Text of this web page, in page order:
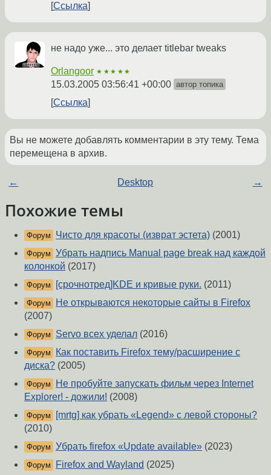
Ссылка
не надо уже... это делает titlebar tweaks
Orlangoor ★★★★★
15.03.2005 03:56:41 +00:00 автор топика
Ссылка
Вы не можете добавлять комментарии в эту тему. Тема
перемещена в архив.
← Desktop →
Похожие темы
Форум Чисто для красоты (изврат эстета) (2001)
Форум Убрать надпись Manual page break над каждой
колонкой (2017)
Форум [срочнотред]KDE и кривые руки. (2011)
Форум
Не открываются некоторые сайты в Firefox
(2007)
Форум Servo всех уделал (2016)
Форум
Как поставить Firefox тему/расширение с
диска? (2005)
Форум
Не пробуйте запускать фильм через Internet
Explorer! - дожили! (2008)
Форум
[mrtg] как убрать «Legend» с левой стороны?
(2010)
Форум Убрать firefox «Update available» (2023)
Форум Firefox and Wayland (2025)